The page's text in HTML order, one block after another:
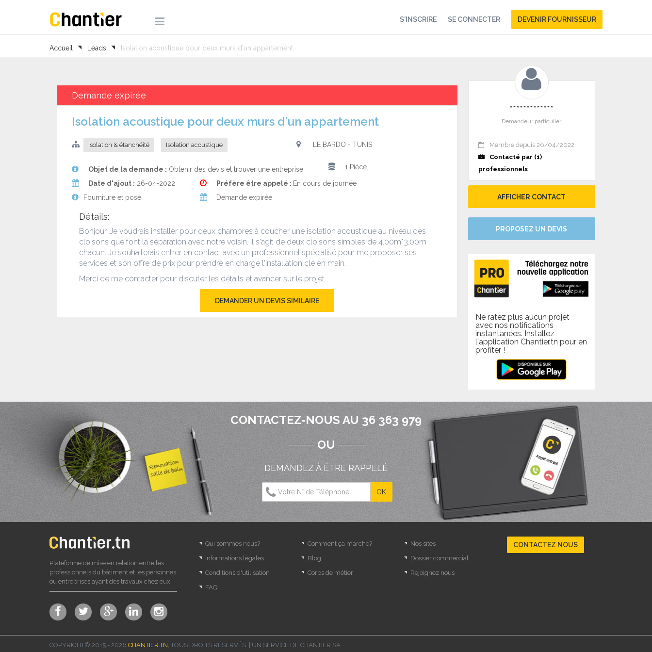
S'INSCRIRE SE CONNECTER DEVENIR FOURNISSEUR
Accueil Leads Isolation acoustique pour deux murs d'un appartement
Demande expirée
Isolation acoustique pour deux murs d'un appartement
Isolation & étanchéité Isolation acoustique LE BARDO - TUNIS
Objet de la demande : Obtenir des devis et trouver une entreprise 1 Pièce
Date d'ajout : 26-04-2022 Préfère être appelé : En cours de journée
Fourniture et pose
Demande expirée
Détails:
Bonjour, Je voudrais installer pour deux chambres à coucher une isolation acoustique au niveau des
cloisons que font la séparation avec notre voisin. Il s'agit de deux cloisons simples de 4.00m*3.00m
chacun. Je souhaiterais entrer en contact avec un professionnel spécialisé pour me proposer ses
services et son offre de prix pour prendre en charge l'installation clé en main.
Merci de me contacter pour discuter les détails et avancer sur le projet.
DEMANDER UN DEVIS SIMILAIRE
*************
Demandeur particulier
Membre depuis 26/04/2022
Contacté par (1)
professionnels
AFFICHER CONTACT
PROPOSEZ UN DEVIS
Ne ratez plus aucun projet
avec nos notifications
instantanées. Installez
l'application Chantier.tn pour en
profiter !
CONTACTEZ-NOUS AU 36 363 979
OU
DEMANDEZ À ÊTRE RAPPELÉ
Plateforme de mise en relation entre les
professionnels du bâtiment et les personnes
ou entreprises ayant des travaux chez eux.
Qui sommes nous?
Informations légales
Conditions d'utilisation
FAQ
Comment ça marche?
Blog
Corps de métier
Nos sites
Dossier commercial
Rejoignez nous
CONTACTEZ NOUS
COPYRIGHT© 2015 - 2026 CHANTIER.TN, TOUS DROITS RÉSERVÉS. | UN SERVICE DE CHANTIER SA